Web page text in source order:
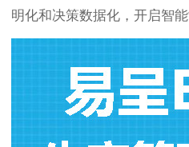
明化和决策数据化，开启智能